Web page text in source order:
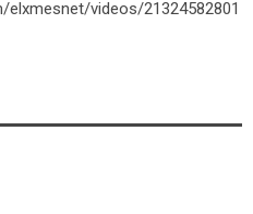
videos/21324582801